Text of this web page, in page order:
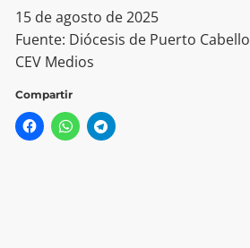
15 de agosto de 2025
Fuente: Diócesis de Puerto Cabello
CEV Medios
Compartir